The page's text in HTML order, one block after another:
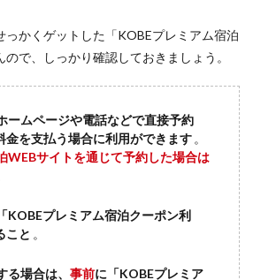
っかくゲットした「KOBEプレミアム宿泊
で、しっかり確認しておきましょう。
ームページや電話などで直接予約
金を支払う場合に利用ができます 。
WEBサイトを通じて予約した場合は
KOBEプレミアム宿泊クーポン利
こと 。
る場合は、事前に「KOBEプレミア